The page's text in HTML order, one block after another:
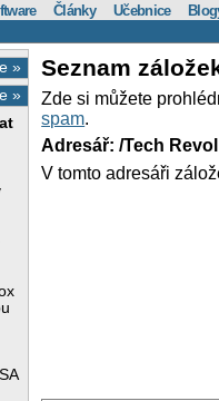
Články Učebnice
»
»
Seznam
Zde si můžete
spam.
Adresář: /Tech
V tomto adresáři